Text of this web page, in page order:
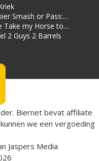
Smash or Pass:
Take my Horse to
Room
2 Guys 2 Barrels
Biernet bevat affiliate
we een vergoeding
Jaspers Media